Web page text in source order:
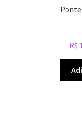
Ponte
R$